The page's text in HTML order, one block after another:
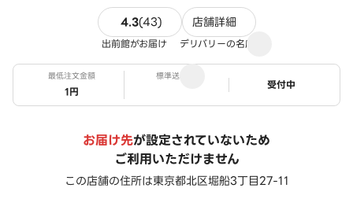
4.3(43)43件のレビュー
店舗詳細
出前館がお届け デリバリーの名店
最低注文金額
1円
標準送料
ステータス
受付中
お届け先が設定されていないため
ご利用いただけません
この店舗の住所は東京都北区堀船3丁目27-11